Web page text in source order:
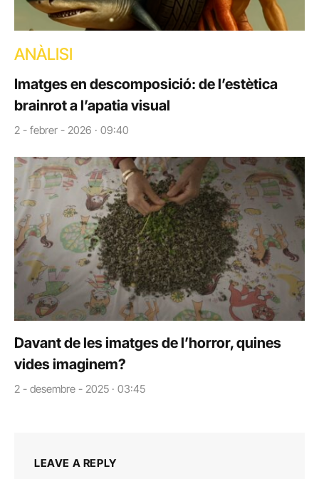
ANÀLISI
Imatges en descomposició: de l’estètica
brainrot a l’apatia visual
2 - febrer - 2026 · 09:40
Davant de les imatges de l’horror, quines
vides imaginem?
2 - desembre - 2025 · 03:45
LEAVE A REPLY